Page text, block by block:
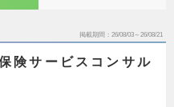
掲載期間 26/08/03～26/08/21
険サービスコンサル